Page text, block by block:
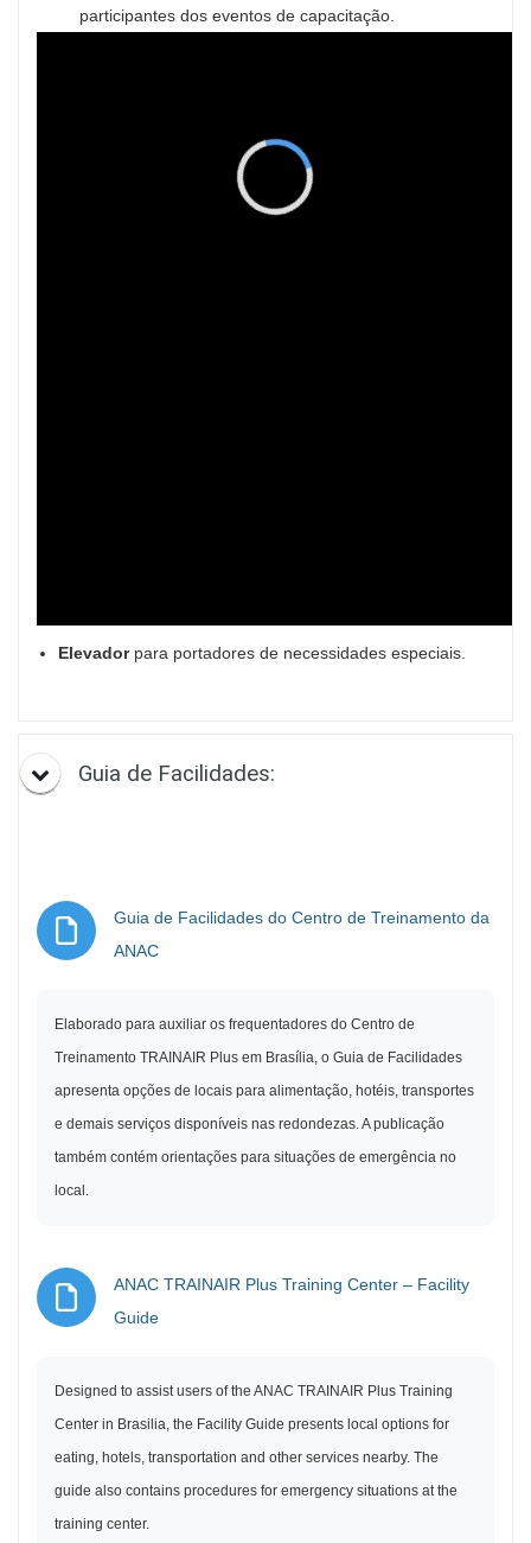
participantes dos eventos de capacitação
Elevadorpara portadores de necessidades especiais.
Guia de Facilidades:
Guia de Facilidades do Centro de Treinamento da
ANACArchivo
Elaborado para auxiliar os frequentadores do Centro de
Treinamento TRAINAIR Plus em Brasília, o Guia de Facilidades
apresenta opções de locais para alimentação, hotéis, transportes
e demais serviços disponíveis nas redondezas. A publicação
também contém orientações para situações de emergência no
local.
ANAC TRAINAIR Plus Training Center – Facility
GuideArchivo
Designed to assist users of the ANAC TRAINAIR Plus Training
Center in Brasilia, the Facility Guide presents local options for
eating, hotels, transportation and other services nearby. The
guide also contains procedures for emergency situations at the
training center.